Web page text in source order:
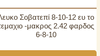
Σοβατεπί 8-10-12 ευ το
-μακρος 2.42 φαρδος
6-8-10